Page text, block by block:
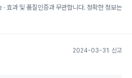
· 효과 및 품질인증과 무관합니다. 정확한 정보는
2024-03-31 신고